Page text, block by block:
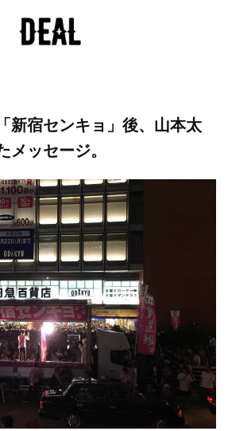
新宿センキョ」後、山本太
メッセージ。